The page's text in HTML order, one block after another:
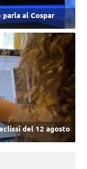
al Cospar
del 12 agosto